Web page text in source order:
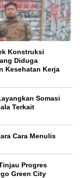
Konstruksi
Diduga
Kesehatan Kerja
Somasi
Terkait
Cara Menulis
Progres
Green City